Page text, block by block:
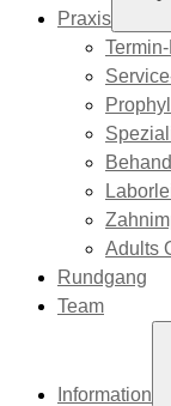
Praxis
Adults
Rundgang
Team
Information